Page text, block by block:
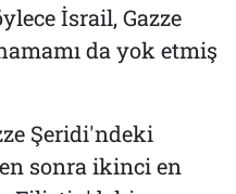
İsrail, Gazze
da yok etmiş
Şeridi'ndeki
sonra ikinci en